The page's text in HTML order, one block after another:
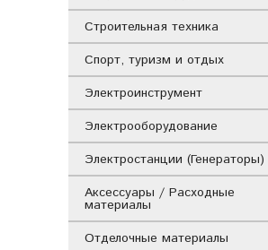
Строительная техника
Спорт, туризм и отдых
Электроинструмент
Электрооборудование
Электростанции (Генераторы)
Аксессуары / Расходные
материалы
Отделочные материалы